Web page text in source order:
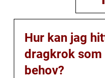
Hur kan jag
dragkrok som
behov?